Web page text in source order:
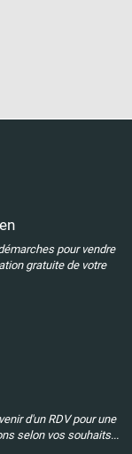
pour vendre
gratuite de votre
d'un RDV pour une
selon vos souhaits...